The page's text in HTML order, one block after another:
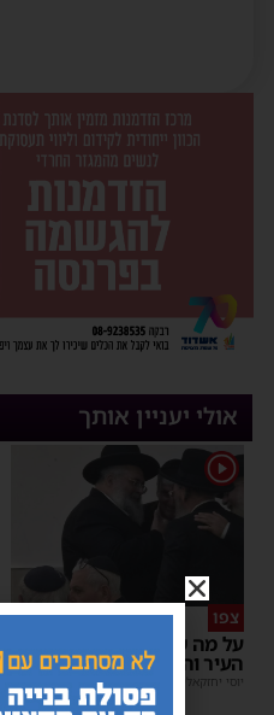
אולי יעניין אותך
1
צפו
על מה שוחחו מ"מ ראש
העיר והחיד"א אברג׳ל?
יוסי יחזקאלי